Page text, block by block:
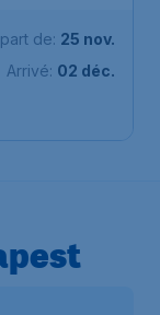
de: 25 nov.
Arrivé: 02 déc.